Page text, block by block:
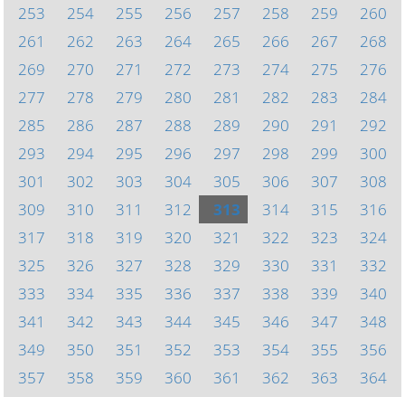
253
254 255 256 257 258 259
260
261
262 263 264 265 266 267
268
269
270 271 272 273 274 275
276
277
278 279 280 281 282 283
284
285
286 287 288 289 290 291
292
293
294 295 296 297 298 299
300
301
302 303 304 305 306 307
308
309
310 311 312 313 314 315
316
317
318 319 320 321 322 323
324
325
326 327 328 329 330 331
332
333
334 335 336 337 338 339
340
341
342 343 344 345 346 347
348
349
350 351 352 353 354 355
356
357
358 359 360 361 362 363
364